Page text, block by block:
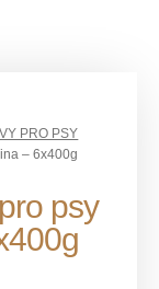
PRO PSY
– 6x400g
psy